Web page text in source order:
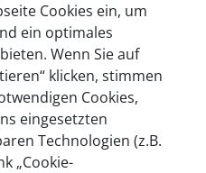
am Standort in
diese Qualität vertrauen
Privatkunden und
Cookies ein, um
ein optimales
Wenn Sie auf
klicken, stimmen
Cookies,
eingesetzten
Technologien (z.B.
„Cookie-